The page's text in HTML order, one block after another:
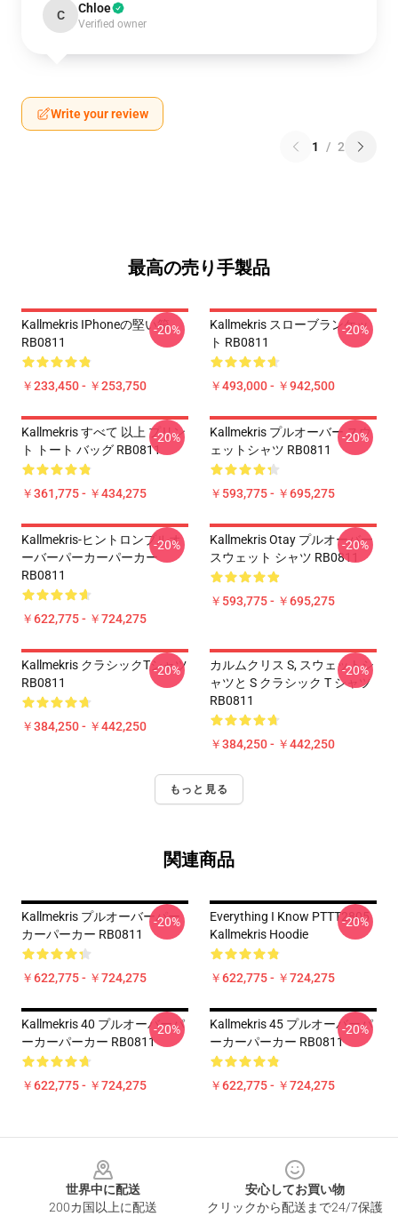
C Chloe
Verified owner
Write your review
1 / 2
最高の売り手製品
Kallmekris IPhoneの堅い箱
RB0811
￥233,450 - ￥253,750
-20%
Kallmekris スローブランケッ
ト RB0811
￥493,000 - ￥942,500
-20%
Kallmekris すべて 以上 プリン
ト トート バッグ RB0811
￥361,775 - ￥434,275
-20%
Kallmekris プルオーバー スウ
ェットシャツ RB0811
￥593,775 - ￥695,275
-20%
Kallmekris-ヒントロンプルオ
ーバーパーカーパーカー
RB0811
￥622,775 - ￥724,275
-20%
Kallmekris Otay プルオーバー
スウェット シャツ RB0811
￥593,775 - ￥695,275
-20%
Kallmekris クラシックTシャツ
RB0811
￥384,250 - ￥442,250
-20%
カルムクリス S, スウェットシ
ャツと S クラシック T シャツ
RB0811
￥384,250 - ￥442,250
-20%
もっと見る
関連商品
Kallmekris プルオーバーパー
カーパーカー RB0811
￥622,775 - ￥724,275
-20%
Everything I Know PTTT2805
Kallmekris Hoodie
￥622,775 - ￥724,275
-20%
Kallmekris 40 プルオーバーパ
ーカーパーカー RB0811
￥622,775 - ￥724,275
-20%
Kallmekris 45 プルオーバーパ
ーカーパーカー RB0811
￥622,775 - ￥724,275
-20%
世界中に配送
200カ国以上に配送
安心してお買い物
クリックから配送まで24/7保護